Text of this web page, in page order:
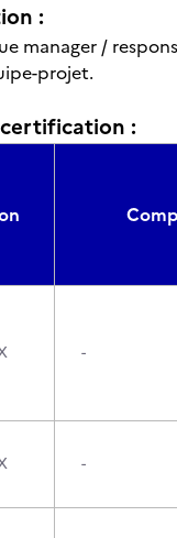
:
manager /
projet.
:
-
-